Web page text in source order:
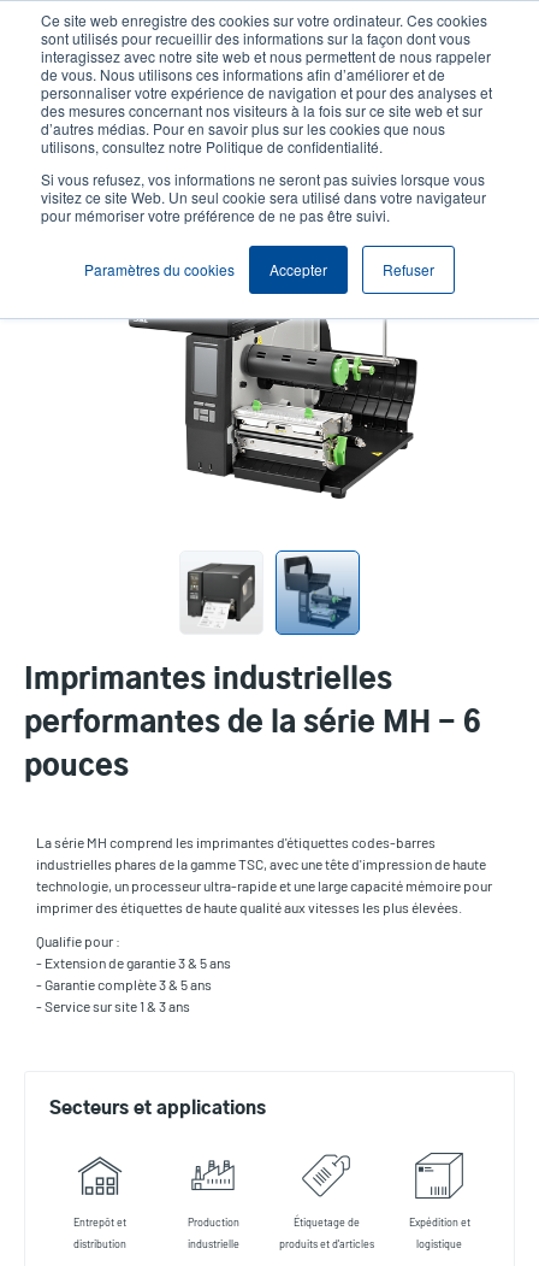
Ce site web enregistre des cookies sur votre ordinateur. Ces cookies
sont utilisés pour recueillir des informations sur la façon dont vous
interagissez avec notre site web et nous permettent de nous rappeler
de vous. Nous utilisons ces informations afin d’améliorer et de
personnaliser votre expérience de navigation et pour des analyses et
des mesures concernant nos visiteurs à la fois sur ce site web et sur
d’autres médias. Pour en savoir plus sur les cookies que nous
utilisons, consultez notre Politique de confidentialité.
Si vous refusez, vos informations ne seront pas suivies lorsque vous
visitez ce site Web. Un seul cookie sera utilisé dans votre navigateur
pour mémoriser votre préférence de ne pas être suivi.
Paramètres du cookies Accepter Refuser
contenu
principal
User
account
menu
User
Header
Sélection Produits Contact Commercial
Imprimantes industrielles
performantes de la série MH - 6
pouces
La série MH comprend les imprimantes d'étiquettes codes-barres
industrielles phares de la gamme TSC, avec une tête d'impression de haute
technologie, un processeur ultra-rapide et une large capacité mémoire pour
imprimer des étiquettes de haute qualité aux vitesses les plus élevées.
Qualifie pour :
- Extension de garantie 3 & 5 ans
- Garantie complète 3 & 5 ans
- Service sur site 1 & 3 ans
Secteurs et applications
Entrepôt et
distribution
Production
industrielle
Étiquetage de
produits et d'articles
Expédition et
logistique